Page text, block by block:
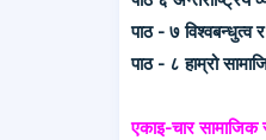
पाठ - ७ विश्वबन्धुत्व
पाठ - ८ हाम्रो
एकाइ-चार सामाजिक